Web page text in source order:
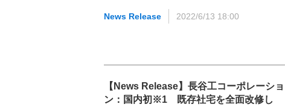
News Release 2022/6/13 18:00
【News Release】長谷工コーポレーショ
ン：国内初※1 既存社宅を全面改修し